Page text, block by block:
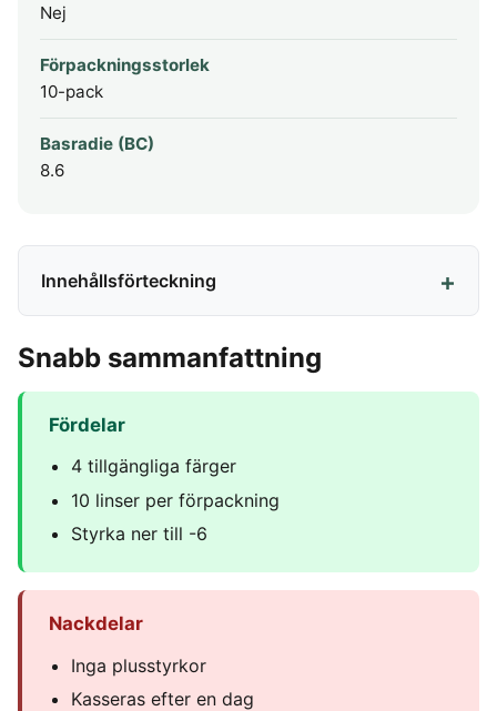
Nej
Förpackningsstorlek
10-pack
Basradie (BC)
8.6
Innehållsförteckning
Snabb sammanfattning
Fördelar
4 tillgängliga färger
10 linser per förpackning
Styrka ner till -6
Nackdelar
Inga plusstyrkor
Kasseras efter en dag